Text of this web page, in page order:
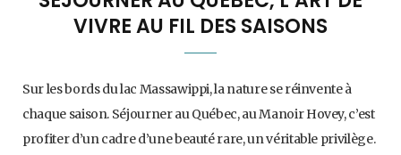
VIVRE AU FIL DES SAISONS
Sur les bords du lac Massawippi, la nature se réinvente à
chaque saison. Séjourner au Québec, au Manoir Hovey, c’est
profiter d’un cadre d’une beauté rare, un véritable privilège.